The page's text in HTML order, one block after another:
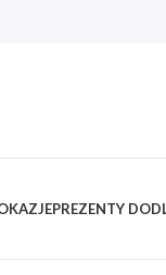
PREZENTY DO